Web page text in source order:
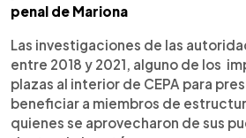
penal de Mariona
Las investigaciones de las
entre 2018 y 2021, alguno de los
plazas al interior de CEPA para
beneficiar a miembros de
quienes se aprovecharon de sus